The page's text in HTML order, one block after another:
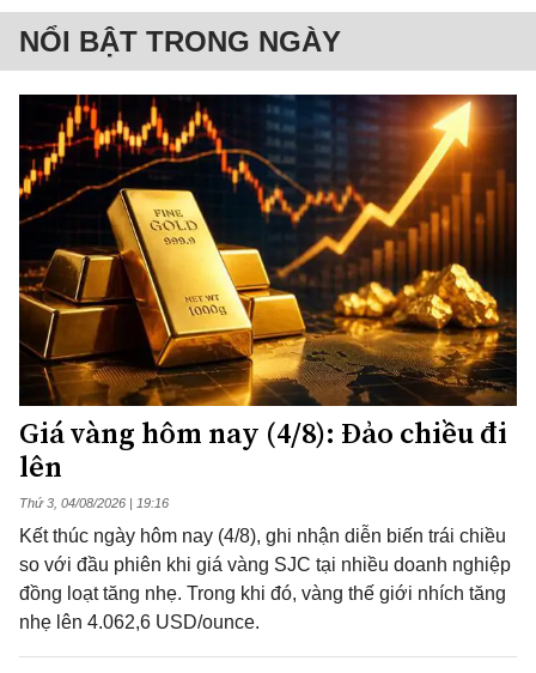
NỔI BẬT TRONG NGÀY
Giá vàng hôm nay (4/8): Đảo chiều đi
lên
Thứ 3, 04/08/2026 | 19:16
Kết thúc ngày hôm nay (4/8), ghi nhận diễn biến trái chiều
so với đầu phiên khi giá vàng SJC tại nhiều doanh nghiệp
đồng loạt tăng nhẹ. Trong khi đó, vàng thế giới nhích tăng
nhẹ lên 4.062,6 USD/ounce.